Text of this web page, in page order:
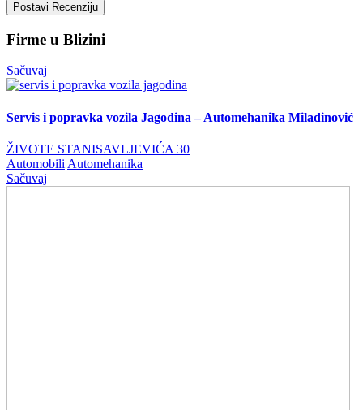
Postavi Recenziju
Firme u Blizini
Sačuvaj
Servis i popravka vozila Jagodina – Automehanika Miladinović
ŽIVOTE STANISAVLJEVIĆA 30
Automobili Automehanika
Sačuvaj